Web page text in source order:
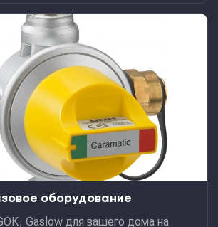
оборудование
Gaslow для вашего дома на